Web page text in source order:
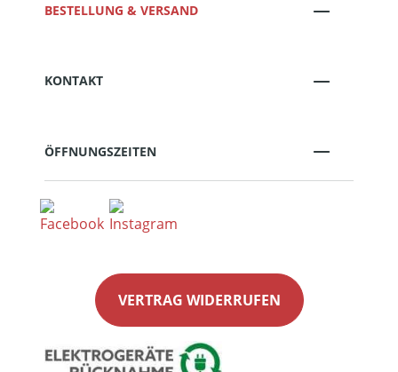
BESTELLUNG & VERSAND
KONTAKT
ÖFFNUNGSZEITEN
VERTRAG WIDERRUFEN